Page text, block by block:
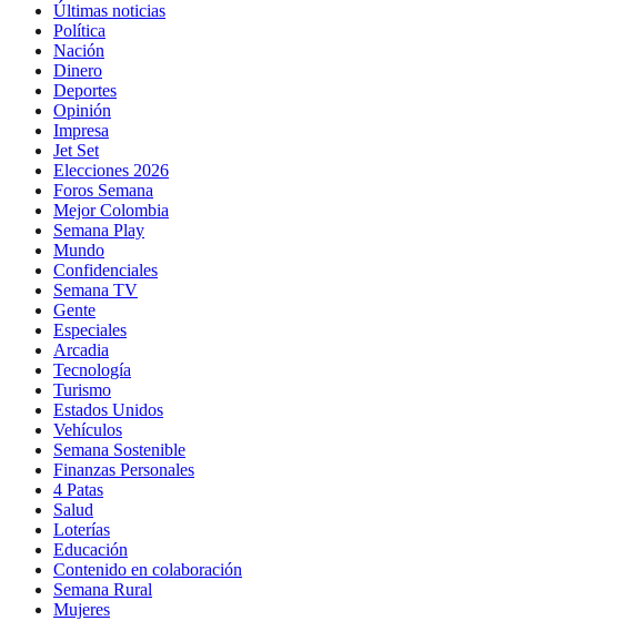
Últimas noticias
Política
Nación
Dinero
Deportes
Opinión
Impresa
Jet Set
Elecciones 2026
Foros Semana
Mejor Colombia
Semana Play
Mundo
Confidenciales
Semana TV
Gente
Especiales
Arcadia
Tecnología
Turismo
Estados Unidos
Vehículos
Semana Sostenible
Finanzas Personales
4 Patas
Salud
Loterías
Educación
Contenido en colaboración
Semana Rural
Mujeres